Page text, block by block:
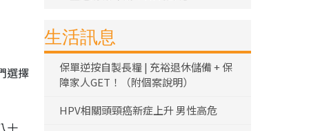
選擇
十
生活訊息
保單逆按自製長糧 | 充裕退休儲備 + 保
障家人GET！（附個案說明）
HPV相關頭頸癌新症上升 男性高危